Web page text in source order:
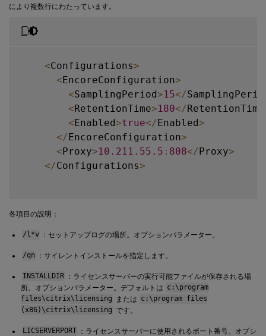
により複数行にわたっています。
<Configurations>
<EncoreConfiguration>
<SamplingPeriod>15</
<RetentionTime>180</RetentionTime
<Enabled>true</Enabled>
</EncoreConfiguration>
<Proxy>10.211 .55 .5 : 808</Proxy>
</Configurations>
各項目の説明：
/l*v ：セットアップログの場所。オプションパラメーター。
/qn ：サイレントインストールを指定します。
INSTALLDIR ：ライセンスサーバーの実行可能ファイルが保存される場
所。オプションパラメーター。デフォルトは c:\program
files\citrix\licensing
または c:\program files
(x86)\citrix\licensing です。
LICSERVERPORT ：ライセンスサーバーに使用されるポート番号。オプシ